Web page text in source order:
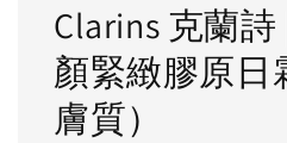
Clarins 克蘭
顏緊緻膠原日
膚質）